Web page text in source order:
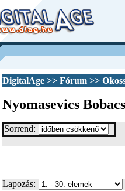
DigitalAge >> Fórum >>
Nyomasevics
Sorrend:
Lapozás: